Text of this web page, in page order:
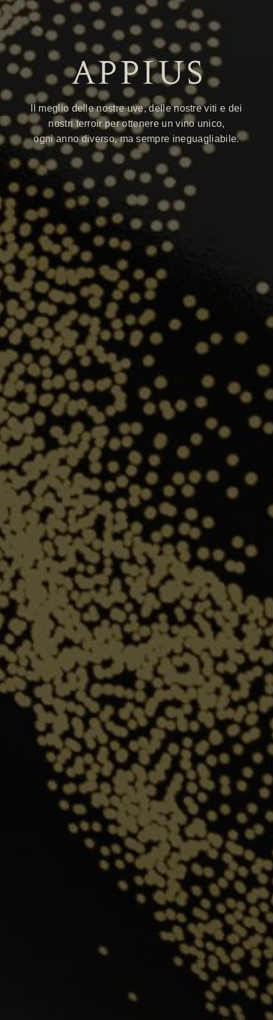
Il meglio delle nostre uve, delle nostre viti e dei
nostri terroir per ottenere un vino unico,
ogni anno diverso, ma sempre ineguagliabile.